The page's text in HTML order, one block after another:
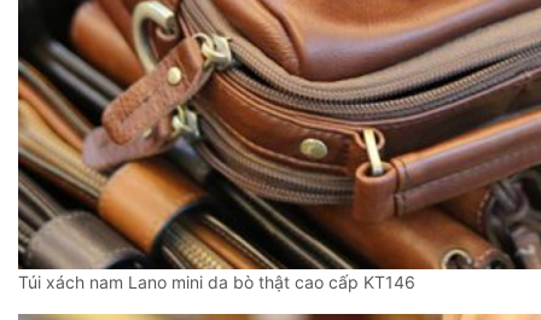
Túi xách nam Lano mini da bò thật cao cấp KT146